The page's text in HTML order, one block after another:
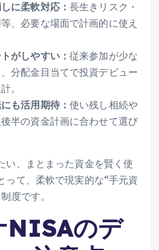
に柔軟対応：長生きリスク・
、必要な場面で計画的に使え
がしやすい：従来参加が少な
分配金目当てで投資デビュー
。
も活用期待：使い残し相続や
半の資金計画に合わせて選び
い、まとまった資金を賢く使
って、柔軟で現実的な“手元資
度です。
NISAのデ